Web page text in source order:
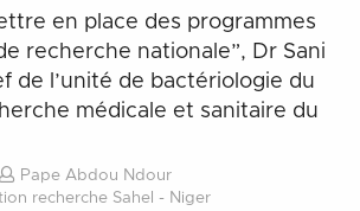
en place des programmes
recherche nationale”, Dr Sani
de l’unité de bactériologie du
médicale et sanitaire du
Pape Abdou Ndour
recherche Sahel - Niger